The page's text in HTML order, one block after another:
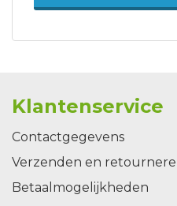
Klantenservice
Contactgegevens
Verzenden en
Betaalmogelijkheden